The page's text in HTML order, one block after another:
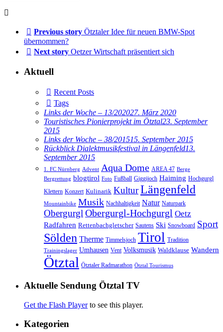
Previous story Ötztaler Idee für neuen BMW-Spot
übernommen?
Next story Oetzer Wirtschaft präsentiert sich
Aktuell
Recent Posts
Tags
Links der Woche – 13/202027. März 2020
Touristisches Pionierprojekt im Ötztal23. September
2015
Links der Woche – 38/201515. September 2015
Rückblick Dialektmusikfestival in Längenfeld13.
September 2015
1. FC Nürnberg Advent Aqua Dome AREA 47 Berge
Bergrettung blogtirol Foto Fußball Giggijoch Haiming Hochgurgl
Klettern Konzert Kulinarik KulturLängenfeld
Mountainbike Musik Nachhaltigkeit Natur Naturpark
ObergurglObergurgl-Hochgurgl Oetz
Radfahren Rettenbachgletscher Sautens Ski Snowboard Sport
Sölden Therme Timmelsjoch Tirol Tradition
Trainingslager Umhausen Vent Volksmusik Waldklause Wandern
Ötztal Ötztaler Radmarathon Ötztal Tourismus
Aktuelle Sendung Ötztal TV
Get the Flash Playerto see this player.
Kategorien